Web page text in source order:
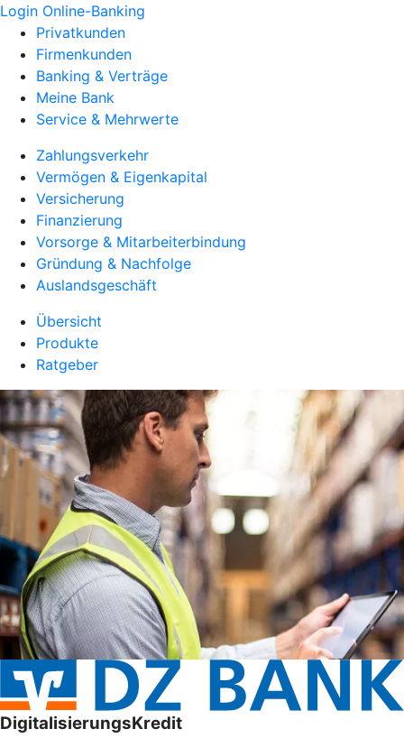
Login Online-Banking
Privatkunden
Firmenkunden
Banking & Verträge
Meine Bank
Service & Mehrwerte
Zahlungsverkehr
Vermögen & Eigenkapital
Versicherung
Finanzierung
Vorsorge & Mitarbeiterbindung
Gründung & Nachfolge
Auslandsgeschäft
Übersicht
Produkte
Ratgeber
DigitalisierungsKredit